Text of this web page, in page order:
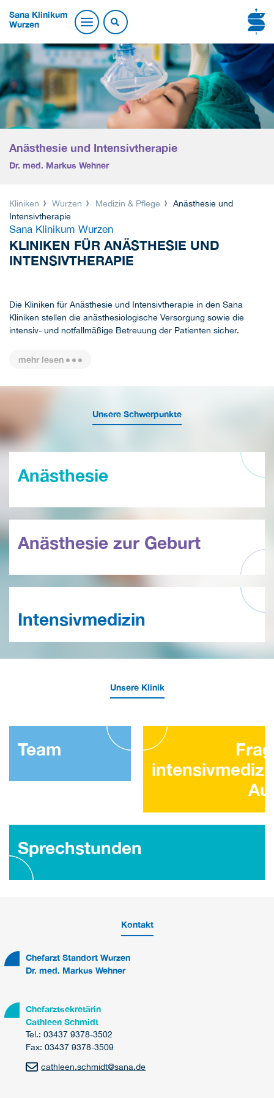
Sana Klinikum
Wurzen
Anästhesie und Intensivtherapie
Dr. med. Markus Wehner
Kliniken Wurzen Medizin & Pflege
Anästhesie und
Intensivtherapie
Sana Klinikum Wurzen
KLINIKEN FÜR ANÄSTHESIE UND
INTENSIVTHERAPIE
Die Kliniken für Anästhesie und Intensivtherapie in den Sana
Kliniken stellen die anästhesiologische Versorgung sowie die
intensiv- und notfallmäßige Betreuung der Patienten sicher.
mehr lesen
Unsere Schwerpunkte
Anästhesie
Anästhesie zur Geburt
Intensivmedizin
Unsere Klinik
Team
Sprechstunden
Kontakt
Chefarzt Standort Wurzen
Dr. med. Markus Wehner
Chefarztsekretärin
Cathleen Schmidt
Tel.: 03437 9378-3502
Fax: 03437 9378-3509
cathleen.schmidt@sana.de